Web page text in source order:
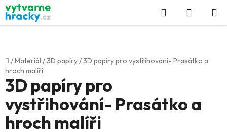
Přejít
na
obsah
Hledat
KOŠÍK
Domů
/Materiál /3D papíry/3D papíry pro vystřihování- Prasátko a
hroch malíři
3D papíry pro
vystřihování- Prasátko a
hroch malíři